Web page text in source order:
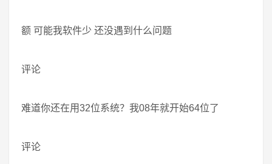
额 可能我软件少 还没遇到什么问题
评论
难道你还在用32位系统？我08年就开始64位了
评论